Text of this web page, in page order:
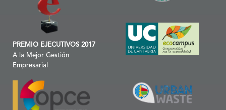
PREMIO EJECUTIVOS 2017
A la Mejor Gestión
Empresarial